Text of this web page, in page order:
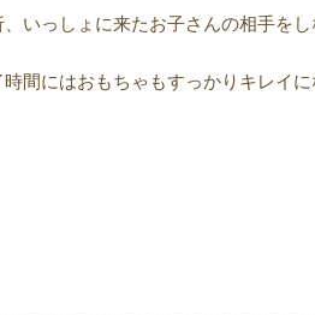
、いっしょに来たお子さんの相手を
時間にはおもちゃもすっかりキレイに